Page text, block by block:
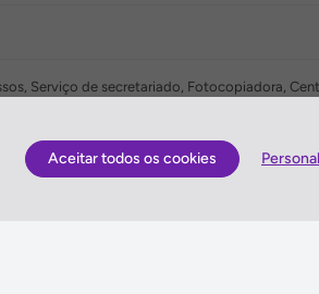
Serviço de secretariado, Fotocopiadora,
Aceitar todos os cookies